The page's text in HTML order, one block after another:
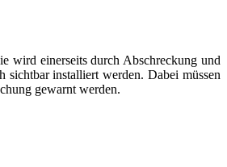
wird einerseits durch Abschreckung und
sichtbar installiert werden. Dabei müssen
gewarnt werden.